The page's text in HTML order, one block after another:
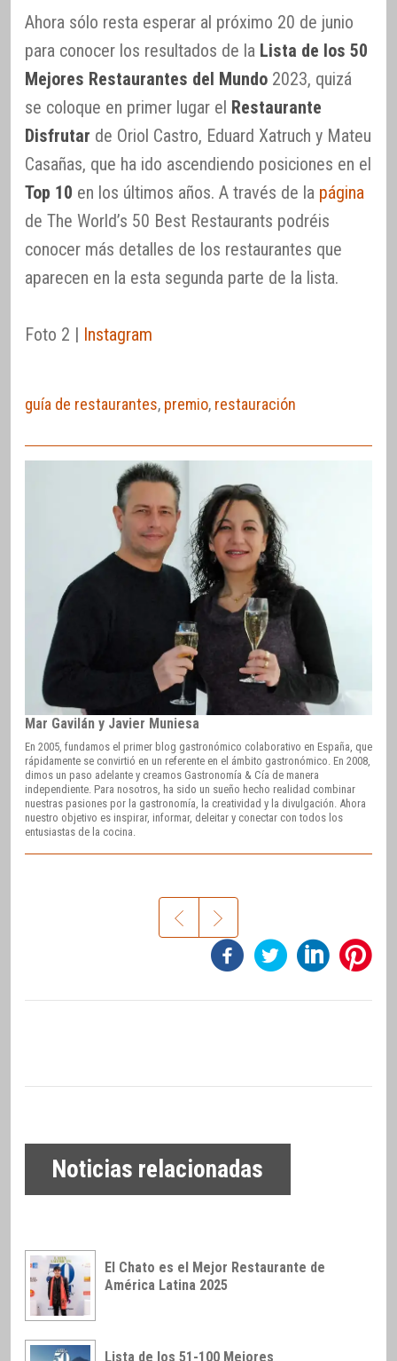
Ahora sólo resta esperar al próximo 20 de junio
para conocer los resultados de la Lista de los 50
Mejores Restaurantes del Mundo 2023, quizá
se coloque en primer lugar el Restaurante
Disfrutar de Oriol Castro, Eduard Xatruch y Mateu
Casañas, que ha ido ascendiendo posiciones en el
Top 10 en los últimos años. A través de la página
de The World’s 50 Best Restaurants podréis
conocer más detalles de los restaurantes que
aparecen en la esta segunda parte de la lista.
Foto 2 | Instagram
guía de restaurantes, premio, restauración
Mar Gavilán y Javier Muniesa
En 2005, fundamos el primer blog gastronómico colaborativo en España, que
rápidamente se convirtió en un referente en el ámbito gastronómico. En 2008,
dimos un paso adelante y creamos Gastronomía & Cía de manera
independiente. Para nosotros, ha sido un sueño hecho realidad combinar
nuestras pasiones por la gastronomía, la creatividad y la divulgación. Ahora
nuestro objetivo es inspirar, informar, deleitar y conectar con todos los
entusiastas de la cocina.
Noticias relacionadas
El Chato es el Mejor Restaurante de
América Latina 2025
Lista de los 51-100 Mejores